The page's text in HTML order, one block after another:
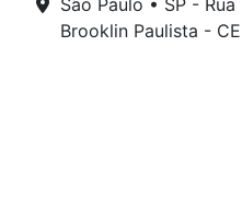
São Paulo • SP -
Brooklin Paulista -